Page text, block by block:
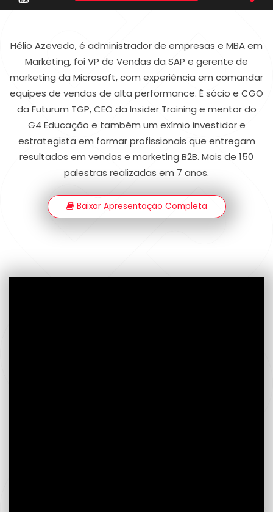
Hélio Azevedo, é administrador de empresas e MBA em
Marketing, foi VP de Vendas da SAP e gerente de
marketing da Microsoft, com experiência em comandar
equipes de vendas de alta performance. É sócio e CGO
da Futurum TGP, CEO da Insider Training e mentor do
G4 Educação e também um exímio investidor e
estrategista em formar profissionais que entregam
resultados em vendas e marketing B2B. Mais de 150
palestras realizadas em 7 anos.
Baixar Apresentação Completa